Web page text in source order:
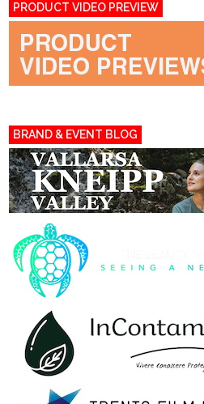
PRODUCT VIDEO PREVIEW
BRAND & EVENT BLOG